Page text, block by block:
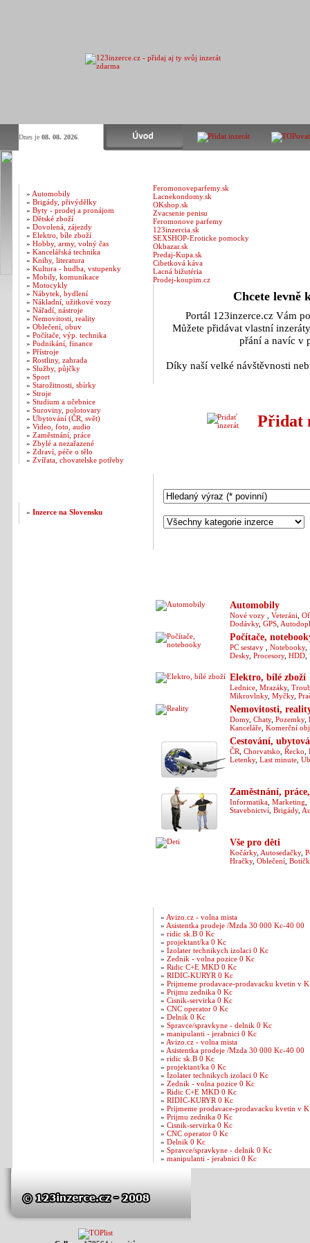
Dnes je 08. 08. 2026
» Automobily
» Brigády, přivýdělky
» Byty - prodej a pronájom
» Dětské zboží
» Dovolená, zájezdy
» Elektro, bíle zboží
» Hobby, army, volný čas
» Kancelářská technika
» Knihy, literatura
» Kultura - hudba, vstupenky
» Mobily, komunikace
» Motocykly
» Nábytek, bydlení
» Nákladní, užitkové vozy
» Nářadí, nástroje
» Nemovitosti, reality
» Oblečení, obuv
» Počítače, výp. technika
» Podnikání, finance
» Přístroje
» Rostliny, zahrada
» Služby, půjčky
» Sport
» Starožitnosti, sbírky
» Stroje
» Studium a učebnice
» Suroviny, polotovary
» Ubytování (ČR, svět)
» Video, foto, audio
» Zaměstnání, práce
» Zbylé a nezařazené
» Zdraví, péče o tělo
» Zvířata, chovatelske potřeby
» Inzerce na Slovensku
Feromonoveparfemy.sk
Lacnekondomy.sk
OKshop.sk
Zvacsenie penisu
Feromonove parfemy
123inzercia.sk
SEXSHOP-Eroticke pomocky
Okbazar.sk
Predaj-Kupa.sk
Cibetková káva
Lacná bižutéria
Prodej-koupim.cz
Chcete levně
Portál 123inzerce.cz Vám
Můžete přidávat vlastní
přání a navíc v
Díky naší velké návštěvnosti
Přidat
Automobily
Nové vozy Veteráni
Dodávky, GPS
Počítače,
PC sestavy Notebooky,
Desky, Procesory, HDD
Elektro, bílé zboží
Lednice Mrazáky,
Mikrovlnky, Myčky,
Nemovitosti,
Domy, Chaty, Pozemky,
Kanceláře Komerční
Cestování,
ČR Chorvatsko Řecko
Letenky, Last minute
Zaměstnání,
Informatika Marketing
Stavebnictví Brigády,
Vše pro děti
Kočárky, Autosedačky,
Hračky, Oblečení
» Avizo.cz - volna mista
» Asistentka prodeje /Mzda 30 000 Kc-40 00
»ridic sk.B 0 Kc
»projektant/ka 0 Kc
»Izolater technikych izolaci 0 Kc
»Zednik - volna pozice 0 Kc
»Ridic C+E MKD 0 Kc
»RIDIC-KURYR 0 Kc
»Prijmeme prodavace-prodavacku kvetin v K
»Prijmu zednika 0 Kc
»Cisnik-servirka 0 Kc
»CNC operator 0 Kc
»Delnik 0 Kc
»Spravce/spravkyne - delnik 0 Kc
»manipulanti - jerabnici 0 Kc
» Avizo.cz - volna mista
» Asistentka prodeje /Mzda 30 000 Kc-40 00
»ridic sk.B 0 Kc
»projektant/ka 0 Kc
»Izolater technikych izolaci 0 Kc
»Zednik - volna pozice 0 Kc
»Ridic C+E MKD 0 Kc
»RIDIC-KURYR 0 Kc
»Prijmeme prodavace-prodavacku kvetin v K
»Prijmu zednika 0 Kc
»Cisnik-servirka 0 Kc
»CNC operator 0 Kc
»Delnik 0 Kc
»Spravce/spravkyne - delnik 0 Kc
»manipulanti - jerabnici 0 Kc